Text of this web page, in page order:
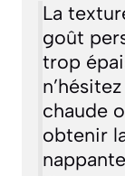
La
goût
trop
chaude
obtenir